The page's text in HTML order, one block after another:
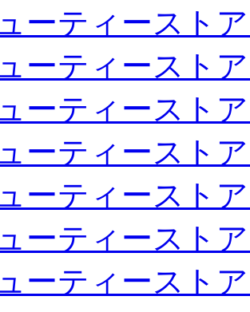
ーティースト
ーティースト
ーティースト
ーティースト
ーティースト
ーティースト
ーティースト